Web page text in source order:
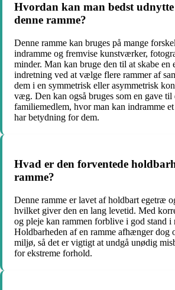
Hvordan kan man bedst
denne ramme?
Denne ramme kan bruges på mange
indramme og fremvise kunstværker,
minder. Man kan bruge den til at skabe en
indretning ved at vælge flere rammer af
dem i en symmetrisk eller asymmetrisk
væg. Den kan også bruges som en gave
familiemedlem, hvor man kan indramme
har betydning for dem.
Hvad er den forventede
ramme?
Denne ramme er lavet af holdbart egetræ
hvilket giver den en lang levetid. Med
og pleje kan rammen forblive i god stand i
Holdbarheden af en ramme afhænger dog
miljø, så det er vigtigt at undgå unødig
for ekstreme forhold.